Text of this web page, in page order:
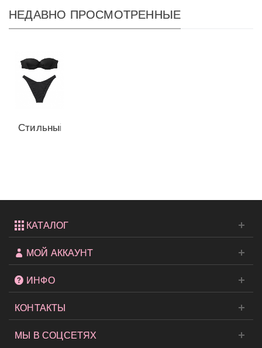
НЕДАВНО ПРОСМОТРЕННЫЕ
Стильный
КАТАЛОГ
МОЙ АККАУНТ
ИНФО
КОНТАКТЫ
МЫ В СОЦСЕТЯХ